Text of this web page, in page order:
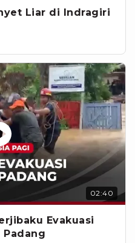
Liar di Indragiri
02:40
Evakuasi